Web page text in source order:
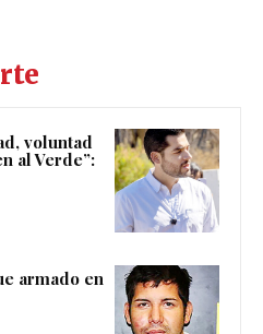
voluntad
al Verde”:
armado en